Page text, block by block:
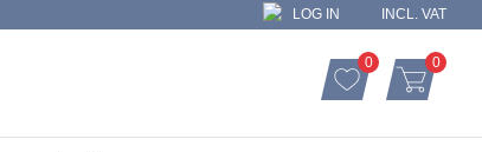
INCL. VAT
LOG IN
FAVORITES
FAVORITES
0 BASKETITEMS
0